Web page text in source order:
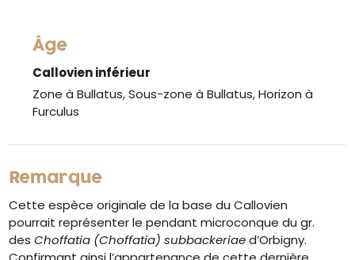
Âge
Callovien inférieur
Zone à Bullatus, Sous-zone à Bullatus, Horizon à
Furculus
Remarque
Cette espèce originale de la base du Callovien
pourrait représenter le pendant microconque du gr.
desChoffatia (Choffatia) subbackeriaed’Orbigny.